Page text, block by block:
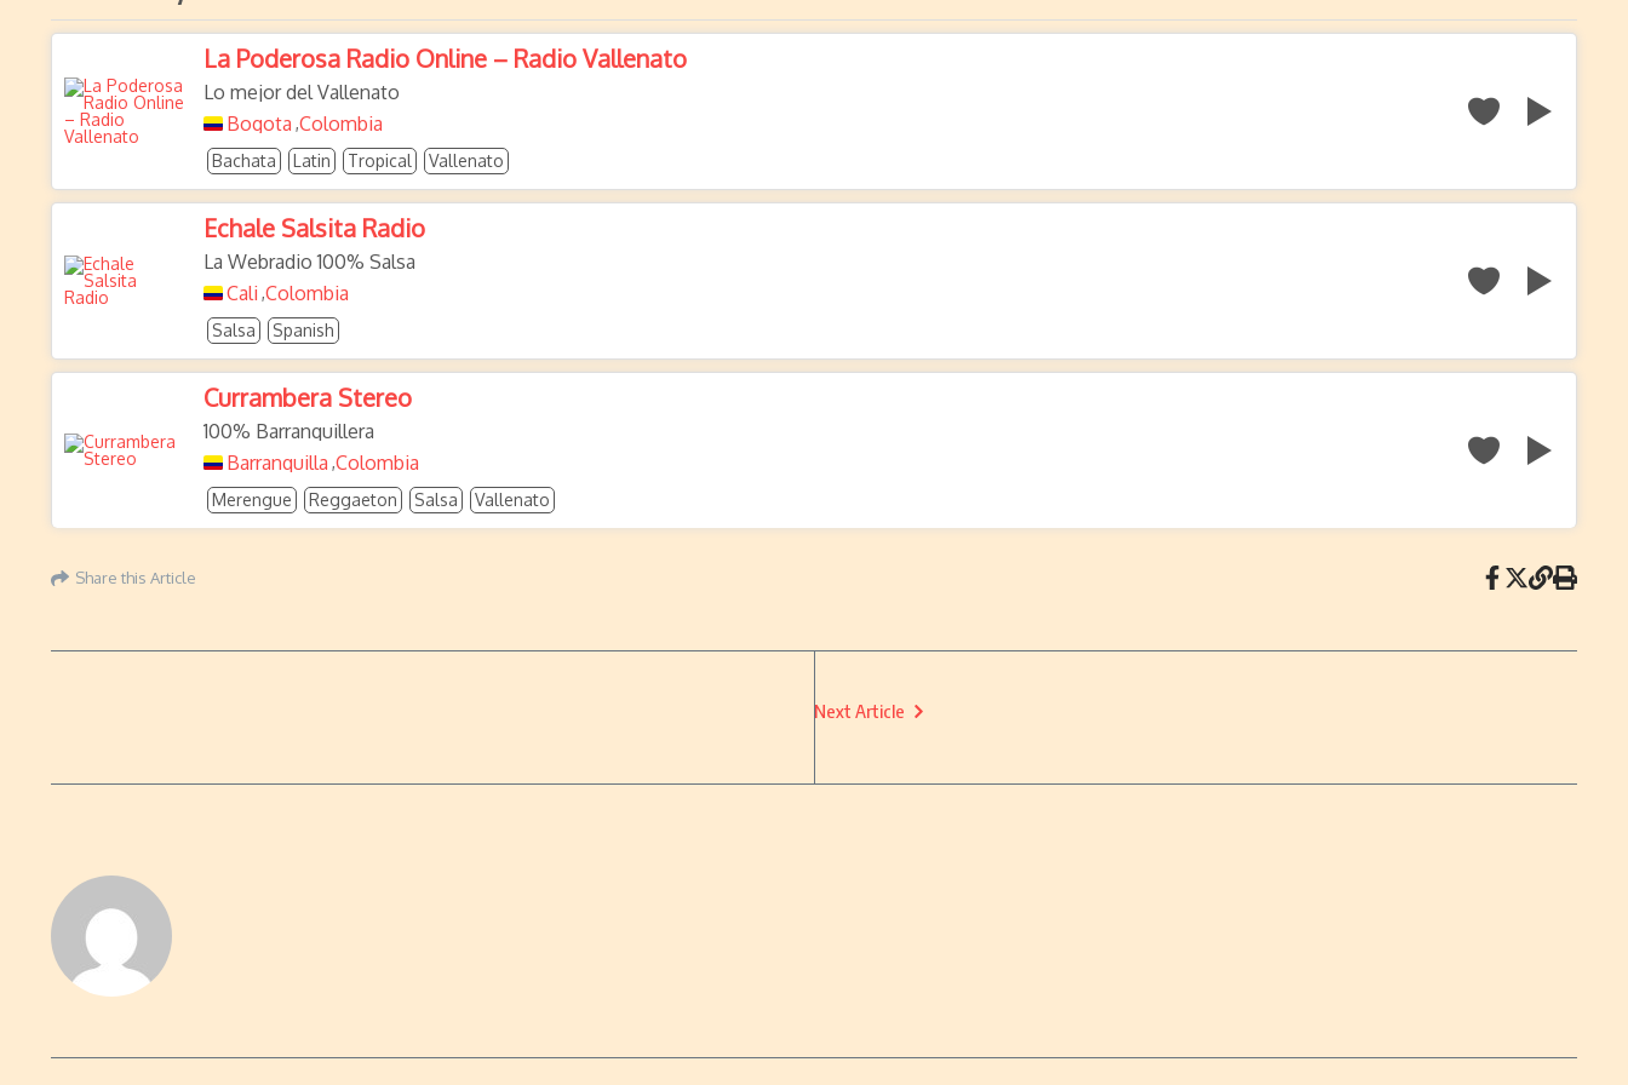
La Poderosa Radio Online – Radio Vallenato
Lo mejor del Vallenato
Bogota ,Colombia
Bachata Latin Tropical Vallenato
Echale Salsita Radio
La Webradio 100% Salsa
Cali ,Colombia
Salsa Spanish
Currambera Stereo
100% Barranquillera
Barranquilla ,Colombia
Merengue Reggaeton Salsa Vallenato
Share this Article
Next Article